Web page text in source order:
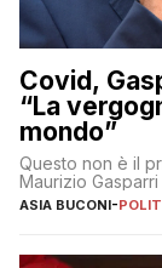
Covid,
“La
mondo”
Questo non è il
Maurizio
ASIA BUCONI-